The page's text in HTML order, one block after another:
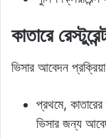
কাতারে
ভিসার আবেদন
প্রথমে, কাতারের
ভিসার জন্য